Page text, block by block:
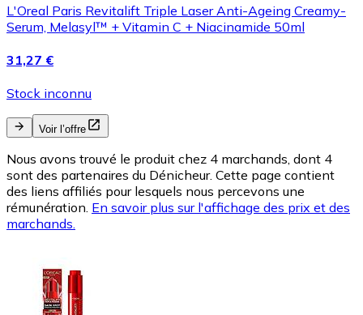
L'Oreal Paris Revitalift Triple Laser Anti-Ageing Creamy-
Serum, Melasyl™ + Vitamin C + Niacinamide 50ml
31,27 €
Stock inconnu
Voir l’offre
Nous avons trouvé le produit chez 4 marchands, dont 4
sont des partenaires du Dénicheur. Cette page contient
des liens affiliés pour lesquels nous percevons une
rémunération. En savoir plus sur l'affichage des prix et des
marchands.